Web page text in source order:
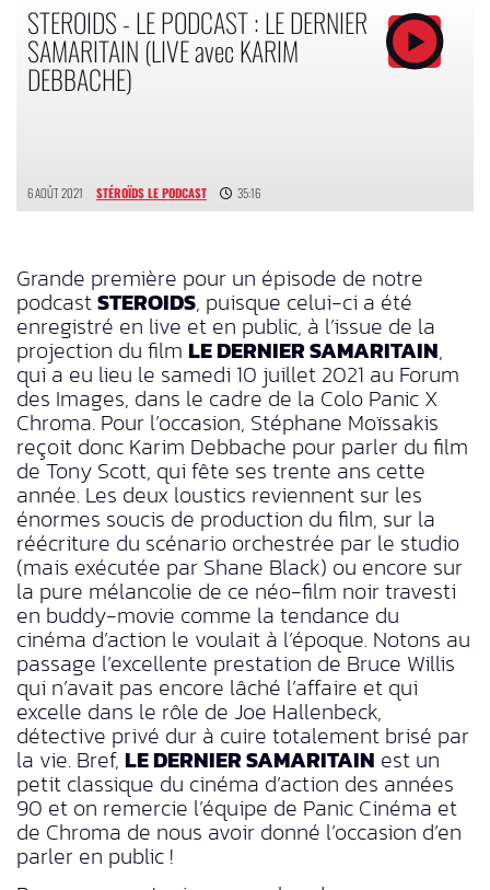
STEROIDS - LE PODCAST : LE DERNIER
SAMARITAIN (LIVE avec KARIM
DEBBACHE)
6 AOÛT 2021 STÉROÏDS LE PODCAST 35:16
Grande première pour un épisode de notre
podcastSTEROIDS, puisque celui-ci a été
enregistré en live et en public, à l’issue de la
projection du film LE DERNIER SAMARITAIN,
qui a eu lieu le samedi 10 juillet 2021 au Forum
des Images, dans le cadre de la Colo Panic X
Chroma. Pour l’occasion, Stéphane Moïssakis
reçoit donc Karim Debbache pour parler du film
de Tony Scott, qui fête ses trente ans cette
année. Les deux loustics reviennent sur les
énormes soucis de production du film, sur la
réécriture du scénario orchestrée par le studio
(mais exécutée par Shane Black) ou encore sur
la pure mélancolie de ce néo-film noir travesti
en buddy-movie comme la tendance du
cinéma d’action le voulait à l’époque. Notons au
passage l’excellente prestation de Bruce Willis
qui n’avait pas encore lâché l’affaire et qui
excelle dans le rôle de Joe Hallenbeck,
détective privé dur à cuire totalement brisé par
la vie. Bref, LE DERNIER SAMARITAIN est un
petit classique du cinéma d’action des années
90 et on remercie l’équipe de Panic Cinéma et
de Chroma de nous avoir donné l’occasion d’en
parler en public !